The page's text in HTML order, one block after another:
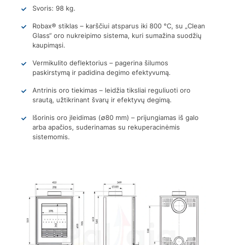
Svoris: 98 kg.
Robax® stiklas – karščiui atsparus iki 800 °C, su „Clean
Glass“ oro nukreipimo sistema, kuri sumažina suodžių
kaupimąsi.
Vermikulito deflektorius – pagerina šilumos
paskirstymą ir padidina degimo efektyvumą.
Antrinis oro tiekimas – leidžia tiksliai reguliuoti oro
srautą, užtikrinant švarų ir efektyvų degimą.
Išorinis oro įleidimas (∅80 mm) – prijungiamas iš galo
arba apačios, suderinamas su rekuperacinėmis
sistemomis.